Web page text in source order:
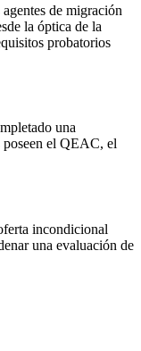
de migración
la óptica de la
probatorios
una
poseen el QEAC, el
incondicional
una evaluación de